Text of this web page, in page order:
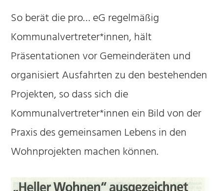
So berät die pro… eG regelmäßig
Kommunalvertreter*innen, hält
Präsentationen vor Gemeinderäten und
organisiert Ausfahrten zu den bestehenden
Projekten, so dass sich die
Kommunalvertreter*innen ein Bild von der
Praxis des gemeinsamen Lebens in den
Wohnprojekten machen können.